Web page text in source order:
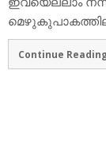
Continue